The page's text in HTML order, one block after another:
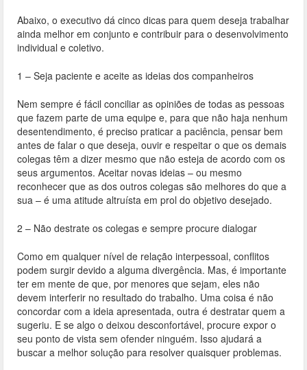
Abaixo, o executivo dá cinco dicas para quem deseja trabalhar
ainda melhor em conjunto e contribuir para o desenvolvimento
individual e coletivo.
1 – Seja paciente e aceite as ideias dos companheiros
Nem sempre é fácil conciliar as opiniões de todas as pessoas
que fazem parte de uma equipe e, para que não haja nenhum
desentendimento, é preciso praticar a paciência, pensar bem
antes de falar o que deseja, ouvir e respeitar o que os demais
colegas têm a dizer mesmo que não esteja de acordo com os
seus argumentos. Aceitar novas ideias – ou mesmo
reconhecer que as dos outros colegas são melhores do que a
sua – é uma atitude altruísta em prol do objetivo desejado.
2 – Não destrate os colegas e sempre procure dialogar
Como em qualquer nível de relação interpessoal, conflitos
podem surgir devido a alguma divergência. Mas, é importante
ter em mente de que, por menores que sejam, eles não
devem interferir no resultado do trabalho. Uma coisa é não
concordar com a ideia apresentada, outra é destratar quem a
sugeriu. E se algo o deixou desconfortável, procure expor o
seu ponto de vista sem ofender ninguém. Isso ajudará a
buscar a melhor solução para resolver quaisquer problemas.